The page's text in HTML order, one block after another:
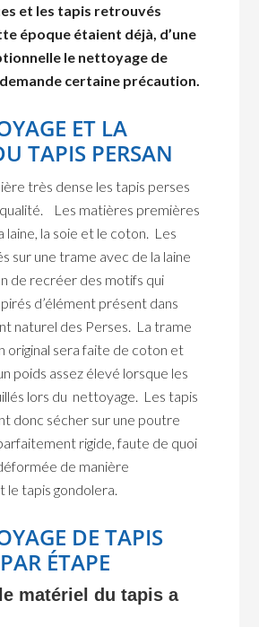
et les tapis retrouvés
époque étaient déjà, d’une
le nettoyage de
certaine précaution.
ET LA
TAPIS PERSAN
très dense les tapis perses
Les matières premières
laine, la soie et le coton. Les
sur une trame avec de la laine
de recréer des motifs qui
d’élément présent dans
naturel des Perses. La trame
original sera faite de coton et
poids assez élevé lorsque les
lors du nettoyage. Les tapis
donc sécher sur une poutre
rigide, faute de quoi
de manière
tapis gondolera.
DE TAPIS
ÉTAPE
matériel du tapis a